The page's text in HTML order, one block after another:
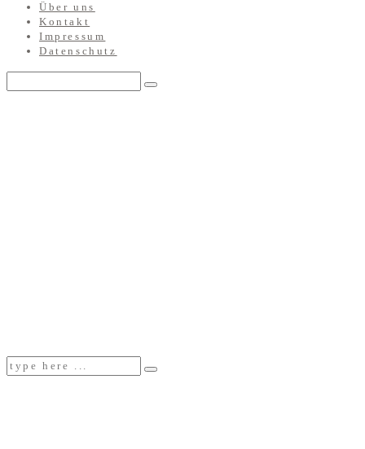
Über uns
Kontakt
Impressum
Datenschutz